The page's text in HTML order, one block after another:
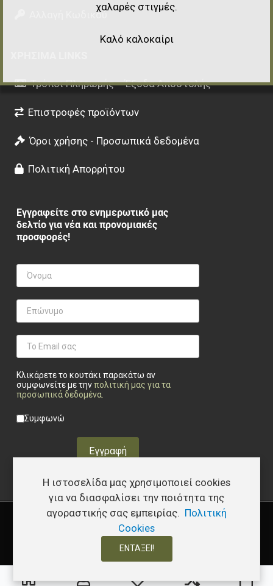
Τα αγαπημένα μου
Σύγκριση
Αλλαγή Κωδικού
Τρόποι Πληρωμής – Έξοδα Αποστολής
Επιστροφές προϊόντων
Όροι χρήσης - Προσωπικά δεδομένα
Πολιτική Απορρήτου
Εγγραφείτε στο ενημερωτικό μας
δελτίο για νέα και προνομιακές
προσφορές!
Κλικάρετε το κουτάκι παρακάτω αν
συμφωνείτε με τηνπολιτική μας για τα
προσωπικά δεδομένα.
Privacy checkbox
Συμφωνώ
Εγγραφή
Η ιστοσελίδα μας χρησιμοποιεί cookies
για να διασφαλίσει την ποιότητα της
αγοραστικής σας εμπειρίας. Πολιτική
Cookies
ΕΝΤΆΞΕΙ!
χαλαρές στιγμές.
Καλό καλοκαίρι